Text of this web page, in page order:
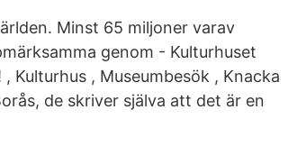
Minst 65 miljoner varav
genom - Kulturhuset
Kulturhus , Museumbesök , Knacka
de skriver själva att det är en